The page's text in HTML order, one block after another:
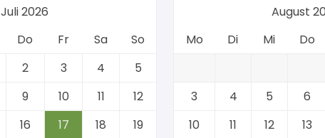
Juli 2026
Do Fr Sa
So
2 3 4
5
9 10 11
12
16 17 18
19
August
Mo
Di Mi Do
3
4 5 6
10
11 12 13